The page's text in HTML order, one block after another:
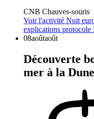
CNB Chauves-souris
Voir l'activité Nuit
explications protocole
08aoûtaoût
Découverte
mer à la